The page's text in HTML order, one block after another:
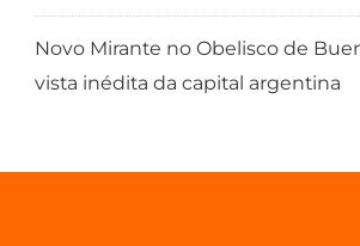
Novo Mirante no Obelisco de
vista inédita da capital argentina